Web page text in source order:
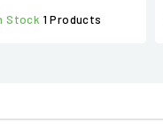
Stock 1 Products